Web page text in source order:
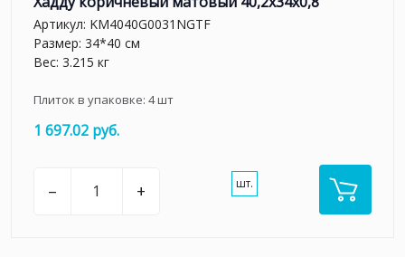
Артикул: KM4040G0031NGTF
Размер: 34*40 см
Вес: 3.215 кг
Плиток в упаковке: 4шт
1 697.02 руб.
– + шт.